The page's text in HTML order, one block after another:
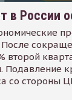
в России
После
второй
Подавление
со стороны